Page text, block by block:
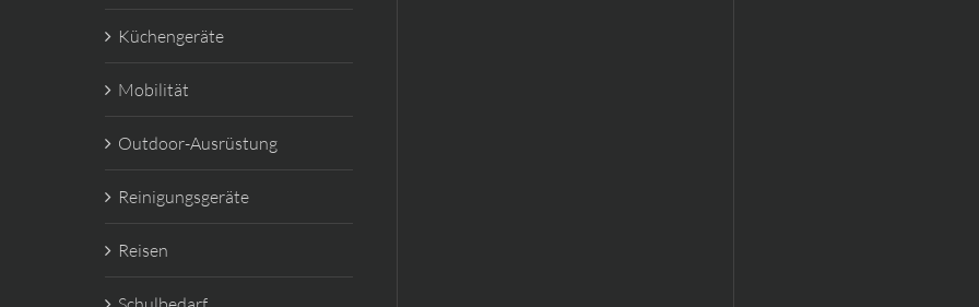
Küchengeräte
Mobilität
Outdoor-Ausrüstung
Reinigungsgeräte
Reisen